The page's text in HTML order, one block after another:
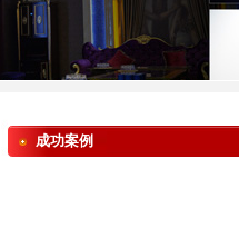
成功案例